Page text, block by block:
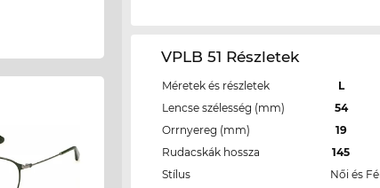
VPLB 51 Részletek
Méretek és részletek
L
Lencse szélesség (mm)
54
Orrnyereg (mm)
19
Rudacskák hossza
145
Stílus
Női és